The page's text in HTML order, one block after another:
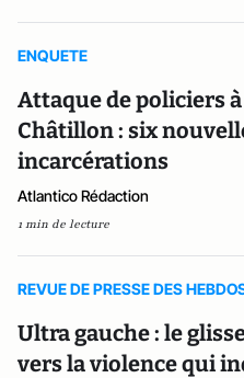
ENQUETE
Attaque de policiers
Châtillon : six
incarcérations
Atlantico Rédaction
1 min de lecture
REVUE DE PRESSE DES
Ultra gauche : le
vers la violence qui